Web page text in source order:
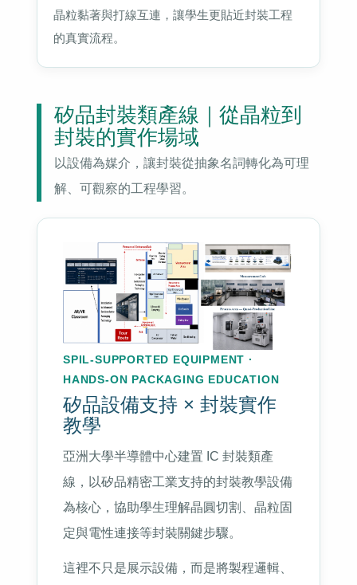
晶粒黏著與打線互連，讓學生更貼近封裝工程
的真實流程。
矽品封裝類產線｜從晶粒到
封裝的實作場域
以設備為媒介，讓封裝從抽象名詞轉化為可理
解、可觀察的工程學習。
SPIL-SUPPORTED EQUIPMENT ·
HANDS-ON PACKAGING EDUCATION
矽品設備支持 × 封裝實作
教學
亞洲大學半導體中心建置 IC 封裝類產
線，以矽品精密工業支持的封裝教學設備
為核心，協助學生理解晶圓切割、晶粒固
定與電性連接等封裝關鍵步驟。
這裡不只是展示設備，而是將製程邏輯、